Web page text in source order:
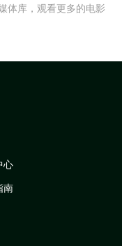
体库，观看更多的电影
心
南